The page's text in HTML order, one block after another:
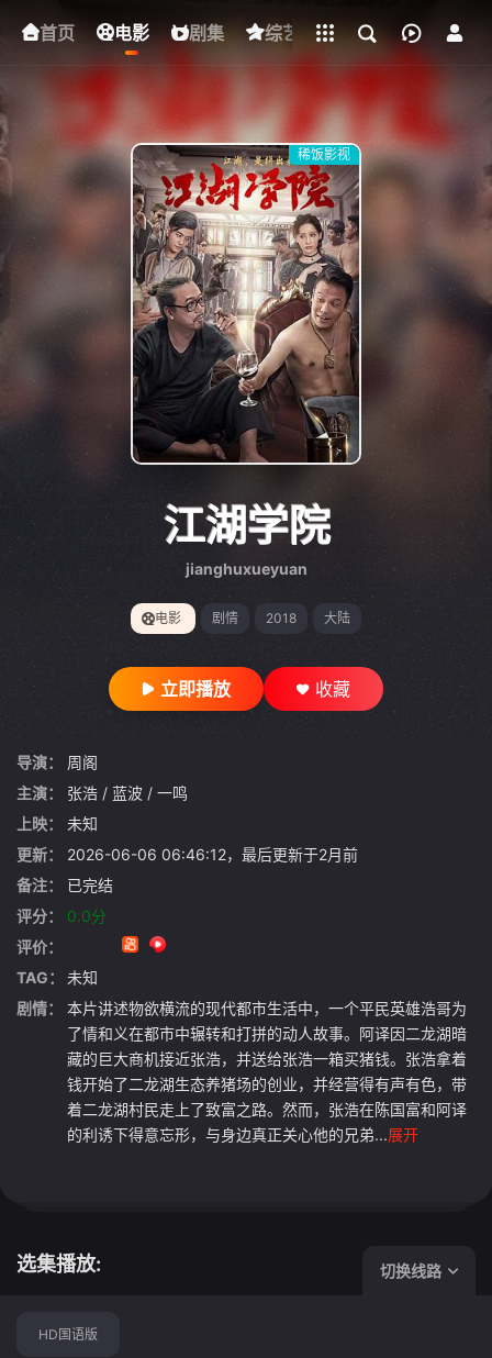
首页 电影 剧集 综艺 动漫 短剧
下载客户端
稀饭影视
江湖学院
jianghuxueyuan
电影 剧情 2018 大陆
立即播放 收藏
导演：
周阁
主演：
张浩 / 蓝波 / 一鸣
上映：
未知
更新：
2026-06-06 06:46:12，最后更新于2月前
备注：
已完结
评分：
0.0分
评价：
TAG：
未知
剧情：
本片讲述物欲横流的现代都市生活中，一个平民英雄浩哥为
了情和义在都市中辗转和打拼的动人故事。阿译因二龙湖暗
藏的巨大商机接近张浩，并送给张浩一箱买猪钱。张浩拿着
钱开始了二龙湖生态养猪场的创业，并经营得有声有色，带
着二龙湖村民走上了致富之路。然而，张浩在陈国富和阿译
的利诱下得意忘形，与身边真正关心他的兄弟...展开
选集播放: 切换线路
HD国语版